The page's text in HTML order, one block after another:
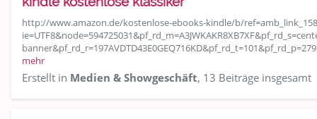
http://www.amazon.de/kostenlose-ebooks-kindle/b/
mehr
Erstellt in Medien & Showgeschäft, 13 Beiträge insgesamt